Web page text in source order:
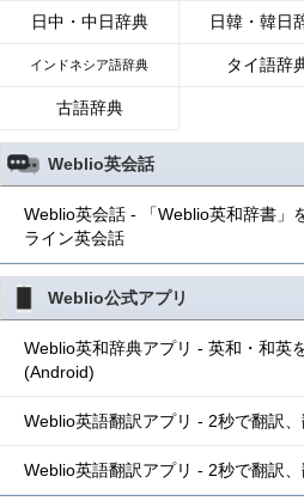
日中・中日辞典 日韓・韓日
インドネシア語辞典 タイ語辞
古語辞典
Weblio英会話
Weblio英会話 - 「Weblio英和辞書」
ライン英会話
Weblio公式アプリ
Weblio英和辞典アプリ - 英和・和英
(Android)
Weblio英語翻訳アプリ - 2秒で翻訳
Weblio英語翻訳アプリ - 2秒で翻訳